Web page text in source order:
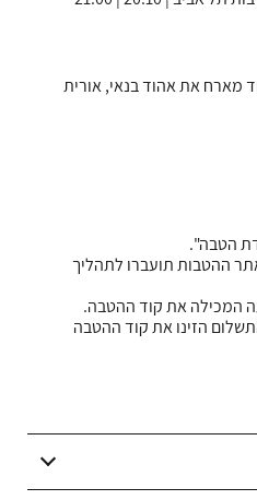
מארח את אהוד בנאי, אורית
הטבה".
ההטבות תועברו לתהליך
המכילה את קוד ההטבה.
הזינו את קוד ההטבה